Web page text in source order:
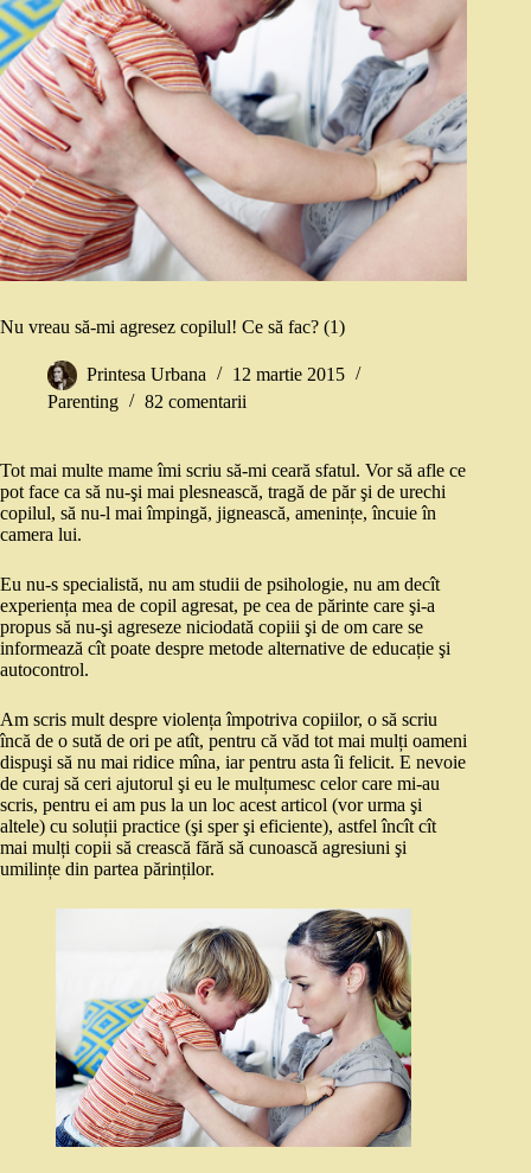
Nu vreau să-mi agresez copilul! Ce să fac? (1)
Printesa Urbana
12 martie 2015
Parenting
82 comentarii
Tot mai multe mame îmi scriu să-mi ceară sfatul. Vor să afle ce
pot face ca să nu-şi mai plesnească, tragă de păr şi de urechi
copilul, să nu-l mai împingă, jignească, amenințe, încuie în
camera lui.
Eu nu-s specialistă, nu am studii de psihologie, nu am decît
experiența mea de copil agresat, pe cea de părinte care şi-a
propus să nu-şi agreseze niciodată copiii şi de om care se
informează cît poate despre metode alternative de educație şi
autocontrol.
Am scris mult despre violența împotriva copiilor, o să scriu
încă de o sută de ori pe atît, pentru că văd tot mai mulți oameni
dispuşi să nu mai ridice mîna, iar pentru asta îi felicit. E nevoie
de curaj să ceri ajutorul şi eu le mulțumesc celor care mi-au
scris, pentru ei am pus la un loc acest articol (vor urma şi
altele) cu soluții practice (şi sper şi eficiente), astfel încît cît
mai mulți copii să crească fără să cunoască agresiuni şi
umilințe din partea părinților.